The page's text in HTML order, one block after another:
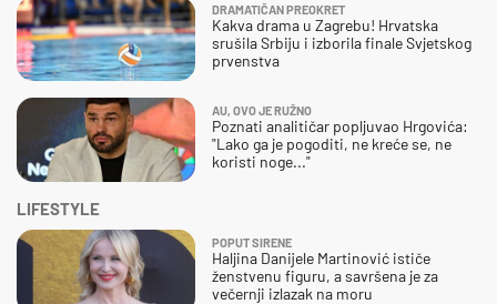
DRAMATIČAN PREOKRET
Kakva drama u Zagrebu! Hrvatska
srušila Srbiju i izborila finale Svjetskog
prvenstva
AU, OVO JE RUŽNO
Poznati analitičar popljuvao Hrgovića:
"Lako ga je pogoditi, ne kreće se, ne
koristi noge..."
LIFESTYLE
POPUT SIRENE
Haljina Danijele Martinović ističe
ženstvenu figuru, a savršena je za
večernji izlazak na moru